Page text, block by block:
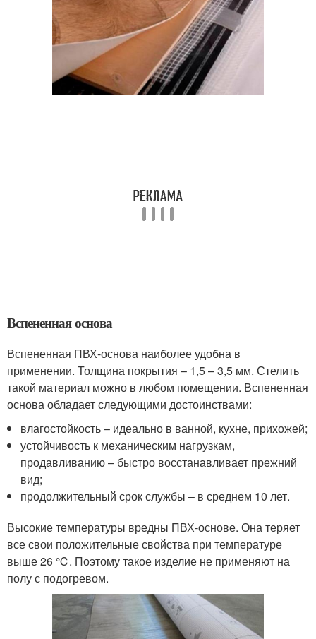
Вспененная основа
Вспененная ПВХ-основа наиболее удобна в
применении. Толщина покрытия – 1,5 – 3,5 мм. Стелить
такой материал можно в любом помещении. Вспененная
основа обладает следующими достоинствами:
влагостойкость – идеально в ванной, кухне, прихожей;
устойчивость к механическим нагрузкам,
продавливанию – быстро восстанавливает прежний
вид;
продолжительный срок службы – в среднем 10 лет.
Высокие температуры вредны ПВХ-основе. Она теряет
все свои положительные свойства при температуре
выше 26 ℃. Поэтому такое изделие не применяют на
полу с подогревом.